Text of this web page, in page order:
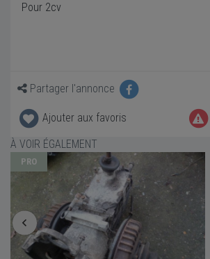
Pour 2cv
Partager l'annonce
Ajouter aux favoris
À VOIR ÉGALEMENT
PRO